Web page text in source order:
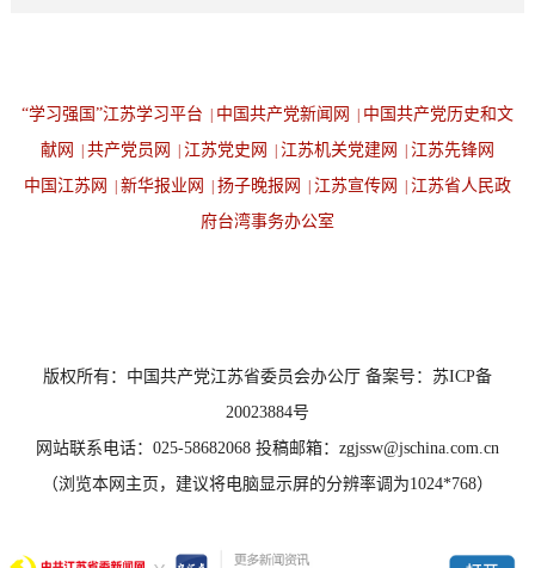
“学习强国”江苏学习平台 中国共产党新闻网
中国共产党历史和文
献网
共产党员网 江苏党史网 江苏机关党建网
江苏先锋网
中国江苏网
新华报业网 扬子晚报网 江苏宣传网
江苏省人民政
府台湾事务办公室
版权所有：中国共产党江苏省委员会办公厅 备案号：苏ICP备
20023884号
网站联系电话：025-58682068 投稿邮箱：zgjssw@jschina.com.cn
（浏览本网主页，建议将电脑显示屏的分辨率调为1024*768）